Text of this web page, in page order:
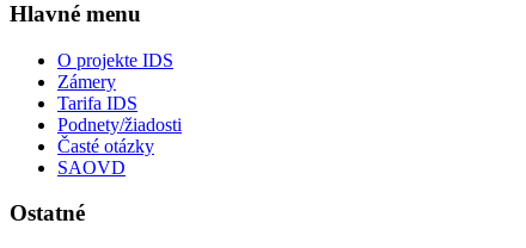
Hlavné menu
O projekte IDS
Zámery
Tarifa IDS
Podnety/žiadosti
Časté otázky
SAOVD
Ostatné